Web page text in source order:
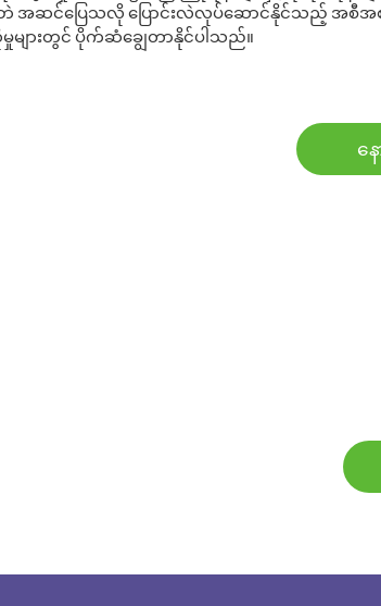
အဆင်ပြေသလို ပြောင်းလဲလုပ်ဆောင်နိုင်သည့် အစီအစ
မှုများတွင် ပိုက်ဆံချွေတာနိုင်ပါသည်။
န